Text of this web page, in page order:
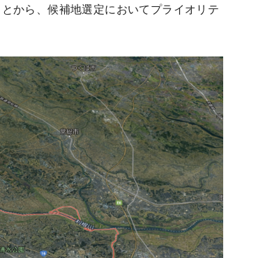
から、候補地選定においてプライオリテ